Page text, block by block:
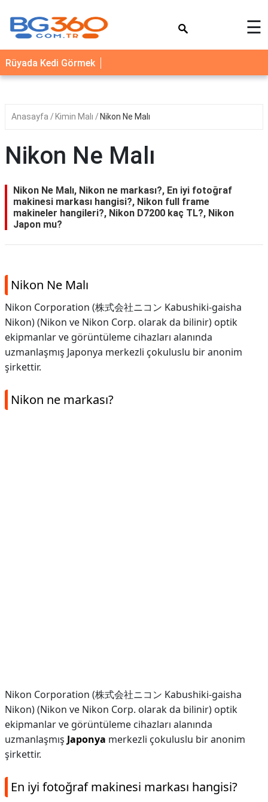
YEMEK
TARİFLERİ
SAĞLIK
☰
Rüyada Kedi Görmek
Anasayfa Kimin Malı Nikon Ne Malı
Nikon Ne Malı
Nikon Ne Malı, Nikon ne markası?, En iyi fotoğraf
makinesi markası hangisi?, Nikon full frame
makineler hangileri?, Nikon D7200 kaç TL?, Nikon
Japon mu?
Nikon Ne Malı
Nikon Corporation (株式会社ニコン Kabushiki-gaisha
Nikon) (Nikon ve Nikon Corp. olarak da bilinir) optik
ekipmanlar ve görüntüleme cihazları alanında
uzmanlaşmış Japonya merkezli çokuluslu bir anonim
şirkettir.
Nikon ne markası?
Nikon Corporation (株式会社ニコン Kabushiki-gaisha
Nikon) (Nikon ve Nikon Corp. olarak da bilinir) optik
ekipmanlar ve görüntüleme cihazları alanında
uzmanlaşmış Japonya merkezli çokuluslu bir anonim
şirkettir.
En iyi fotoğraf makinesi markası hangisi?